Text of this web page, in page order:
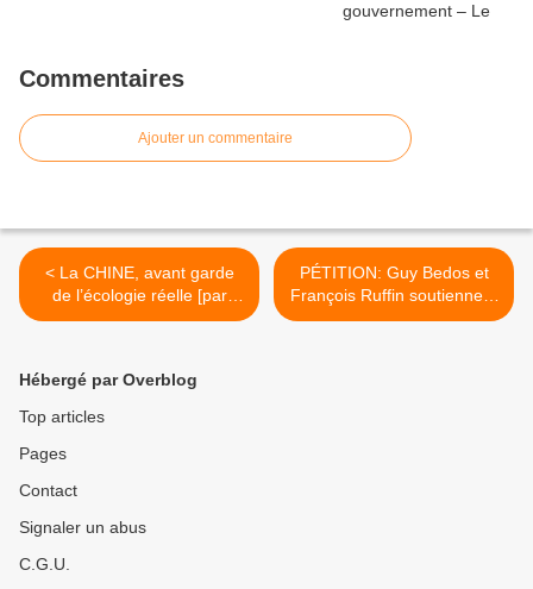
Commentaires
Ajouter un commentaire
< La CHINE, avant garde
de l’écologie réelle [par
Guillaume SUING]
PÉTITION: Guy Bedos et
François Ruffin soutiennent
Gérard Filoche, accusé
Hébergé par Overblog
Top articles
Pages
Contact
Signaler un abus
C.G.U.